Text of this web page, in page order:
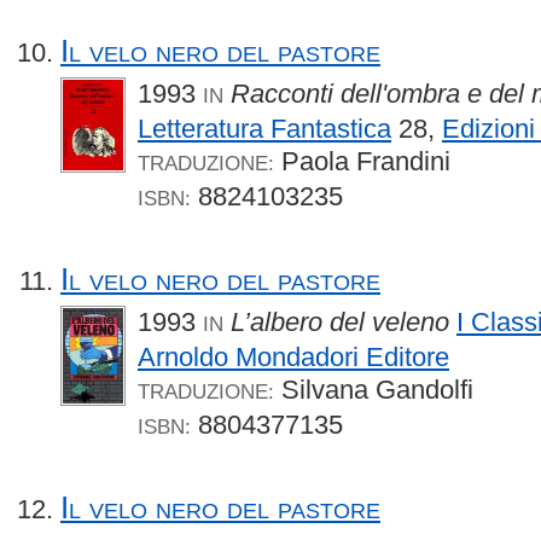
Il velo nero del pastore
1993 IN Racconti dell'ombra e del
Letteratura Fantastica 28,
TRADUZIONE: Paola Frandini
ISBN: 8824103235
Il velo nero del pastore
1993 IN L’albero del veleno I
Arnoldo Mondadori Editore
TRADUZIONE: Silvana Gandolfi
ISBN: 8804377135
Il velo nero del pastore